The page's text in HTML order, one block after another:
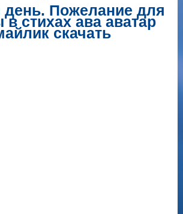
день. Пожелание для
в стихах ава аватар
скачать